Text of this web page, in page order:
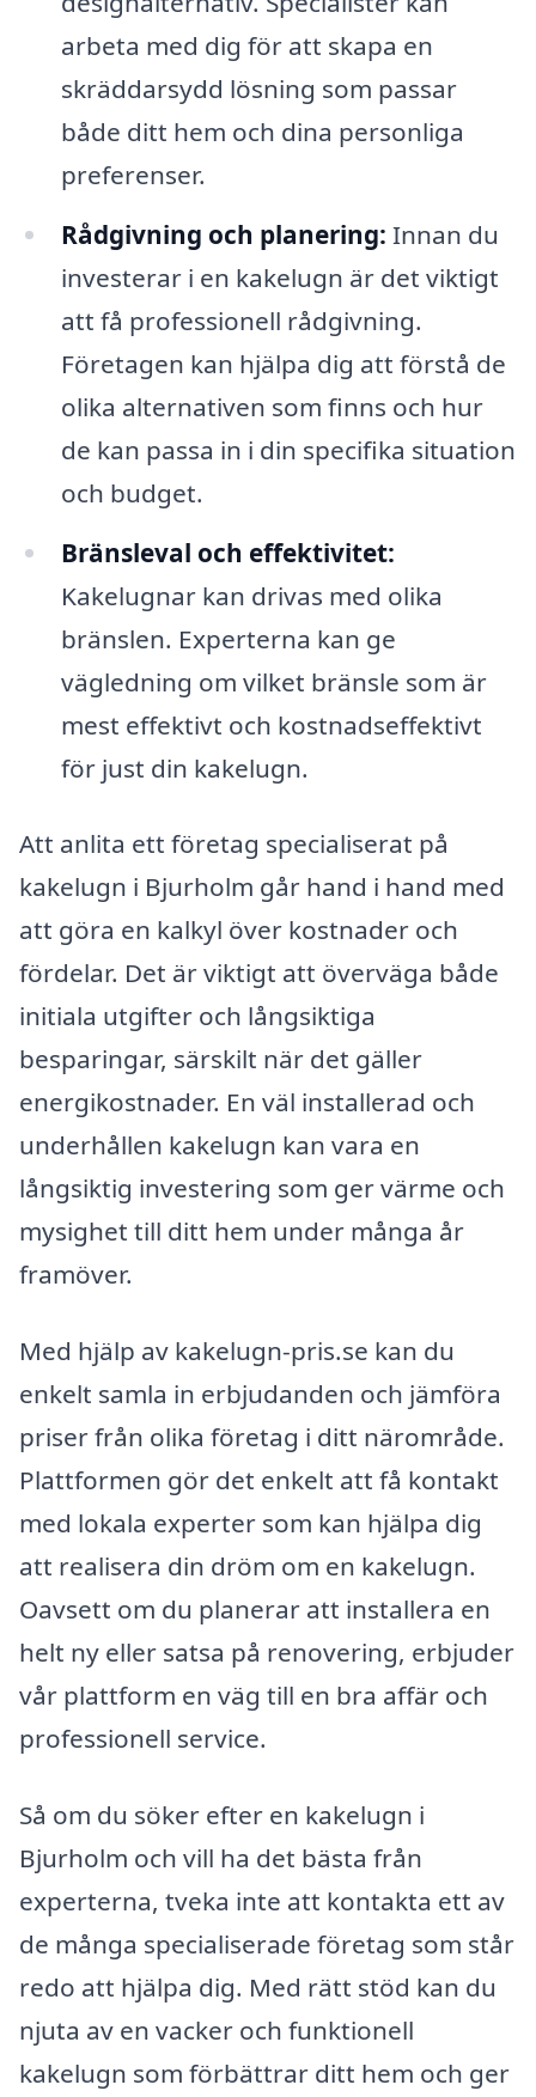
arbeta med dig för att skapa en
skräddarsydd lösning som passar
både ditt hem och dina personliga
preferenser.
Rådgivning och planering: Innan du
investerar i en kakelugn är det viktigt
att få professionell rådgivning.
Företagen kan hjälpa dig att förstå de
olika alternativen som finns och hur
de kan passa in i din specifika situation
och budget.
Bränsleval och effektivitet:
Kakelugnar kan drivas med olika
bränslen. Experterna kan ge
vägledning om vilket bränsle som är
mest effektivt och kostnadseffektivt
för just din kakelugn.
Att anlita ett företag specialiserat på
kakelugn i Bjurholm går hand i hand med
att göra en kalkyl över kostnader och
fördelar. Det är viktigt att överväga både
initiala utgifter och långsiktiga
besparingar, särskilt när det gäller
energikostnader. En väl installerad och
underhållen kakelugn kan vara en
långsiktig investering som ger värme och
mysighet till ditt hem under många år
framöver.
Med hjälp av kakelugn-pris.se kan du
enkelt samla in erbjudanden och jämföra
priser från olika företag i ditt närområde.
Plattformen gör det enkelt att få kontakt
med lokala experter som kan hjälpa dig
att realisera din dröm om en kakelugn.
Oavsett om du planerar att installera en
helt ny eller satsa på renovering, erbjuder
vår plattform en väg till en bra affär och
professionell service.
Så om du söker efter en kakelugn i
Bjurholm och vill ha det bästa från
experterna, tveka inte att kontakta ett av
de många specialiserade företag som står
redo att hjälpa dig. Med rätt stöd kan du
njuta av en vacker och funktionell
kakelugn som förbättrar ditt hem och ger